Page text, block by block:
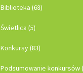
Biblioteka (68)
Świetlica (5)
Konkursy (83)
Podsumowanie konkursów